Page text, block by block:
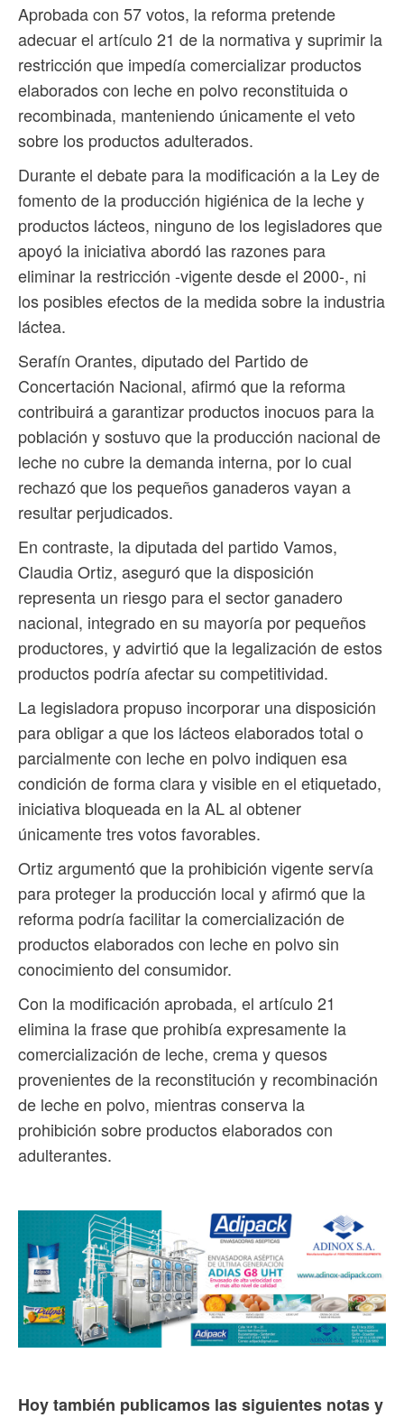
Aprobada con 57 votos, la reforma pretende
adecuar el artículo 21 de la normativa y suprimir la
restricción que impedía comercializar productos
elaborados con leche en polvo reconstituida o
recombinada, manteniendo únicamente el veto
sobre los productos adulterados.
Durante el debate para la modificación a la Ley de
fomento de la producción higiénica de la leche y
productos lácteos, ninguno de los legisladores que
apoyó la iniciativa abordó las razones para
eliminar la restricción -vigente desde el 2000-, ni
los posibles efectos de la medida sobre la industria
láctea.
Serafín Orantes, diputado del Partido de
Concertación Nacional, afirmó que la reforma
contribuirá a garantizar productos inocuos para la
población y sostuvo que la producción nacional de
leche no cubre la demanda interna, por lo cual
rechazó que los pequeños ganaderos vayan a
resultar perjudicados.
En contraste, la diputada del partido Vamos,
Claudia Ortiz, aseguró que la disposición
representa un riesgo para el sector ganadero
nacional, integrado en su mayoría por pequeños
productores, y advirtió que la legalización de estos
productos podría afectar su competitividad.
La legisladora propuso incorporar una disposición
para obligar a que los lácteos elaborados total o
parcialmente con leche en polvo indiquen esa
condición de forma clara y visible en el etiquetado,
iniciativa bloqueada en la AL al obtener
únicamente tres votos favorables.
Ortiz argumentó que la prohibición vigente servía
para proteger la producción local y afirmó que la
reforma podría facilitar la comercialización de
productos elaborados con leche en polvo sin
conocimiento del consumidor.
Con la modificación aprobada, el artículo 21
elimina la frase que prohibía expresamente la
comercialización de leche, crema y quesos
provenientes de la reconstitución y recombinación
de leche en polvo, mientras conserva la
prohibición sobre productos elaborados con
adulterantes.
Hoy también publicamos las siguientes notas y